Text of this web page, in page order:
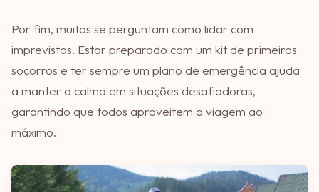
Por fim, muitos se perguntam como lidar com
imprevistos. Estar preparado com um kit de primeiros
socorros e ter sempre um plano de emergência ajuda
a manter a calma em situações desafiadoras,
garantindo que todos aproveitem a viagem ao
máximo.